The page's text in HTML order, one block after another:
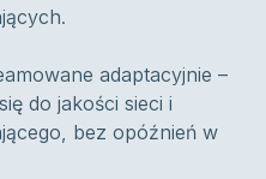
adaptacyjnie –
do jakości sieci i
bez opóźnień w